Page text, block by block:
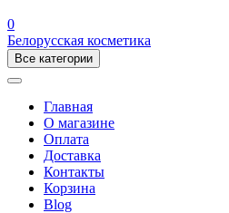
0
Белорусская косметика
Все категории
Главная
О магазине
Оплата
Доставка
Контакты
Корзина
Blog